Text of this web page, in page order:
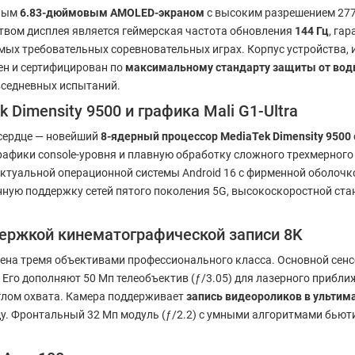
6.83-дюймовым AMOLED-экраном с высоким разрешением
дисплея является геймерская частота обновления 144 Гц,
требовательных соревновательных играх. Корпус
и сертифицирован по максимальному стандарту защиты от
испытаний.
9500 и графика Mali G1-Ultra
— новейший 8-ядерный процессор MediaTek Dimensity 9500
console-уровня и плавную обработку сложного
операционной системы Android 16 с фирменной
поддержку сетей пятого поколения 5G, высокоскоростной
кинематографической записи 8K
тремя объективами профессионального класса. Основной
дополняют 50 Мп телеобъектив (ƒ/3.05) для лазерного
охвата. Камера поддерживаетзапись видеороликов в
Фронтальный 32 Мп модуль (ƒ/2.2) с умными алгоритмами